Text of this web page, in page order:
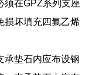
须在GPZ系列支座
损坏填充四氟乙烯
承垫石内应布设钢